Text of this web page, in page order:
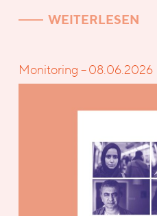
WEITERLESEN
Monitoring – 08.06.2026